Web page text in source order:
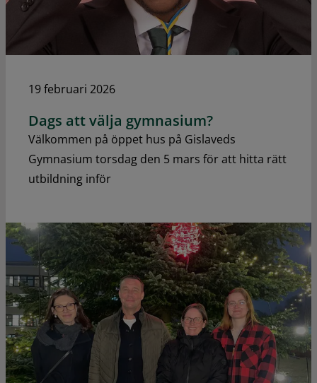
19 februari 2026
Dags att välja gymnasium?
Välkommen på öppet hus på Gislaveds
Gymnasium torsdag den 5 mars för att hitta rätt
utbildning inför